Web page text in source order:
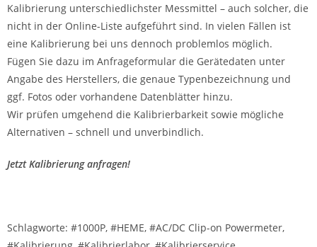
Kalibrierung unterschiedlichster Messmittel – auch solcher, die
nicht in der Online-Liste aufgeführt sind. In vielen Fällen ist
eine Kalibrierung bei uns dennoch problemlos möglich.
Fügen Sie dazu im Anfrageformular die Gerätedaten unter
Angabe des Herstellers, die genaue Typenbezeichnung und
ggf. Fotos oder vorhandene Datenblätter hinzu.
Wir prüfen umgehend die Kalibrierbarkeit sowie mögliche
Alternativen – schnell und unverbindlich.
Jetzt Kalibrierung anfragen!
Schlagworte: #1000P, #HEME, #AC/DC Clip-on Powermeter,